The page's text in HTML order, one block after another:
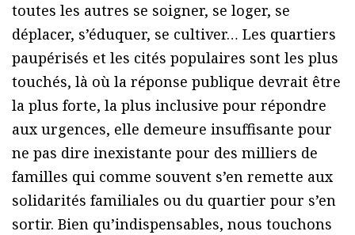
toutes les autres se soigner, se loger, se
déplacer, s’éduquer, se cultiver… Les quartiers
paupérisés et les cités populaires sont les plus
touchés, là où la réponse publique devrait être
la plus forte, la plus inclusive pour répondre
aux urgences, elle demeure insuffisante pour
ne pas dire inexistante pour des milliers de
familles qui comme souvent s’en remette aux
solidarités familiales ou du quartier pour s’en
sortir. Bien qu’indispensables, nous touchons